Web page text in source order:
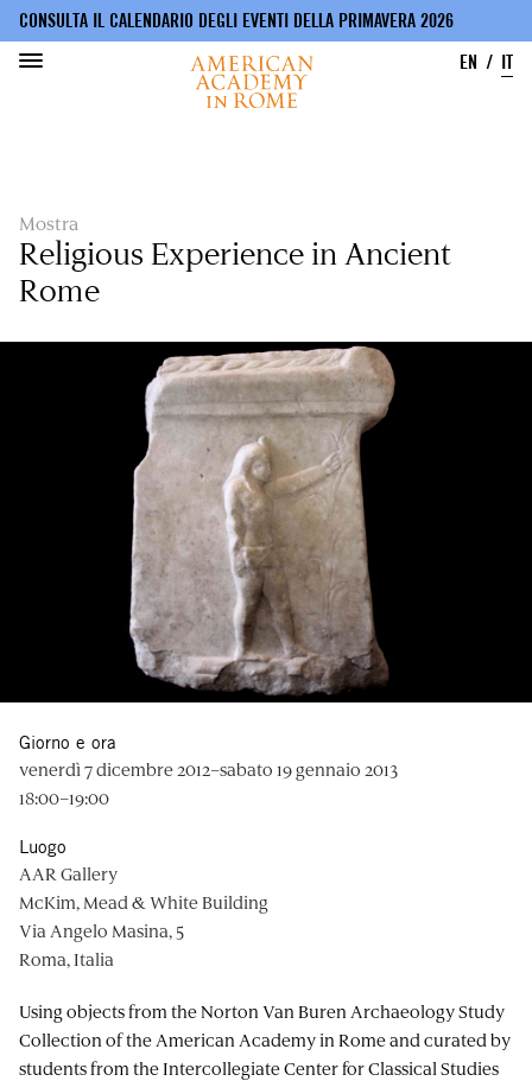
CONSULTA IL CALENDARIO DEGLI EVENTI DELLA PRIMAVERA 2026
EN
IT
Mostra
Religious Experience in Ancient
Rome
Using objects from the Norton Van Buren Archaeology Study
Collection of the American Academy in Rome and curated by
students from the Intercollegiate Center for Classical Studies
Giorno e ora
venerdì 7 dicembre 2012–sabato 19 gennaio 2013
18:00–19:00
Luogo
AAR Gallery
McKim, Mead & White Building
Via Angelo Masina, 5
Roma, Italia